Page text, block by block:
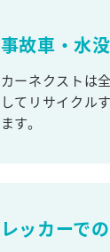
事故車・水
カーネクストは
してリサイクル
ます。
レッカーで